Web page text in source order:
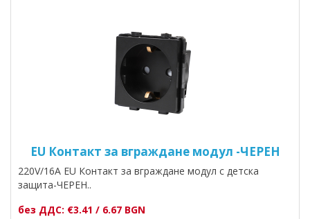
EU Контакт за вграждане модул -ЧЕРЕН
220V/16A EU Контакт за вграждане модул с детска
защита-ЧЕРЕН..
без ДДС: €3.41 / 6.67 BGN